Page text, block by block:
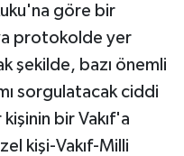
göre bir
protokolde yer
şekilde, bazı önemli
sorgulatacak ciddi
kişinin bir Vakıf'a
kişi-Vakıf-Milli